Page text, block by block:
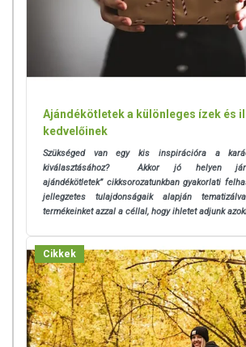
Ajándékötletek a különleges ízek és
kedvelőinek
Szükséged van egy kis inspirációra a
kiválasztásához? Akkor jó helyen
ajándékötletek” cikksorozatunkban gyakorlati
jellegzetes tulajdonságaik alapján
termékeinket azzal a céllal, hogy ihletet adjunk
Cikkek